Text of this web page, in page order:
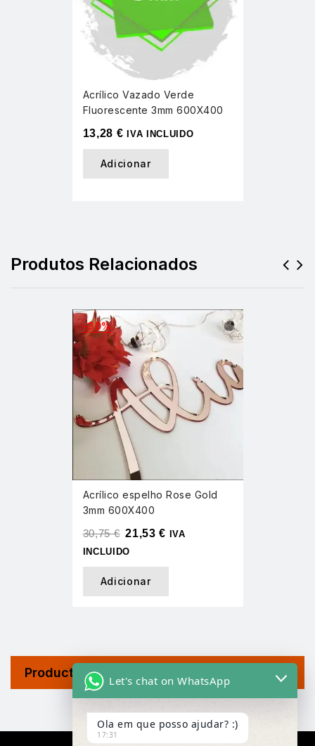
Acrílico Vazado Verde
Fluorescente 3mm 600X400
13,28 € IVA INCLUIDO
Adicionar
Produtos Relacionados
-30%
Acrílico espelho Rose Gold
3mm 600X400
30,75€ 21,53€
IVA
INCLUIDO
Adicionar
Product Tags
Let's chat on WhatsApp
Ola em que posso ajudar? :)
17:31